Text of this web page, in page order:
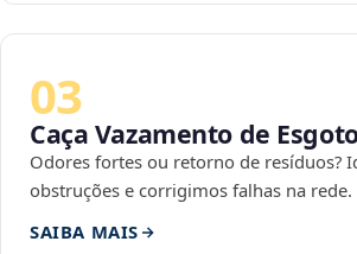
03
Caça Vazamento de
Odores fortes ou retorno de resíduos?
obstruções e corrigimos falhas na rede.
SAIBA MAIS